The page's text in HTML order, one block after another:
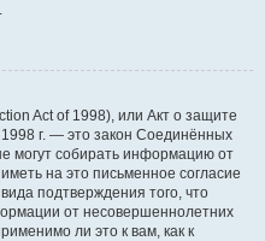
Act of 1998), или Акт о защите
г. — это закон Соединённых
могут собирать информацию от
на это письменное согласие
подтверждения того, что
от несовершеннолетних
ли это к вам, как к